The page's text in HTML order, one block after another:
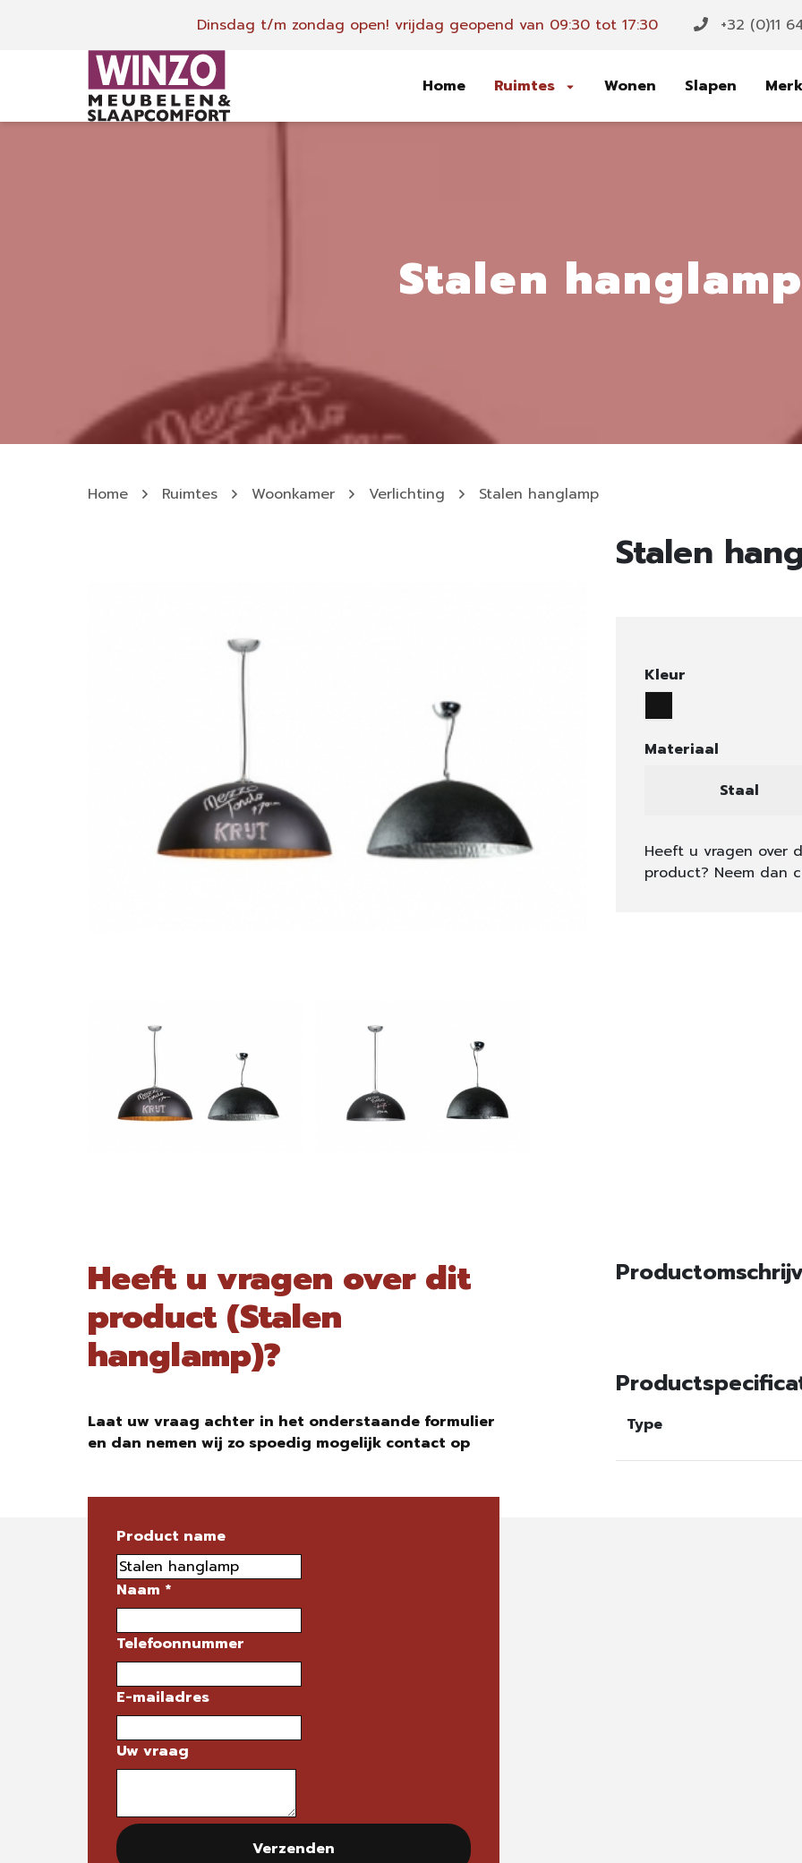
Dinsdag t/m zondag open! vrijdag geopend van 09:30 tot 17:30 +32 (0)11
Home Ruimtes Wonen Slapen
Stalen hanglamp
Home Ruimtes Woonkamer Verlichting Stalen hanglamp
Stalen
Kleur
Materiaal
Staal
Heeft u vragen over
product? Neem dan
Heeft u vragen over dit
product (Stalen
hanglamp)?
Laat uw vraag achter in het onderstaande formulier
en dan nemen wij zo spoedig mogelijk contact op
Product name
Naam *
Telefoonnummer
E-mailadres
Uw vraag
Verzenden
Type